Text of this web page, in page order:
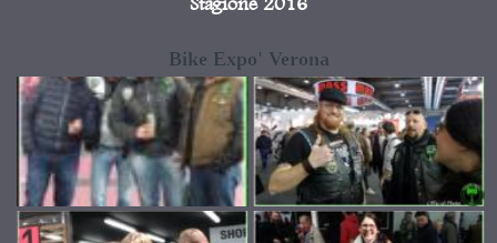
Stagione 2016
Bike Expo' Verona